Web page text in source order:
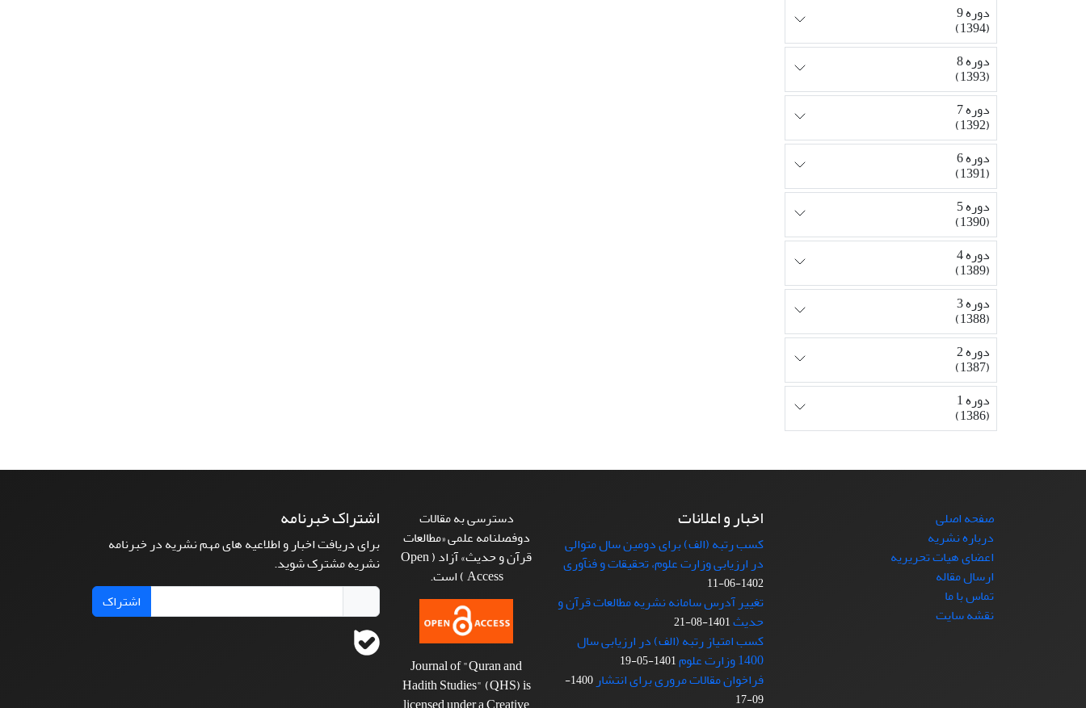
دوره 9
(1394)
دوره 8
(1393)
دوره 7
(1392)
دوره 6
(1391)
دوره 5
(1390)
دوره 4
(1389)
دوره 3
(1388)
دوره 2
(1387)
دوره 1
(1386)
صفحه اصلی
درباره نشریه
اعضای هیات تحریریه
ارسال مقاله
تماس با ما
نقشه سایت
اخبار و اعلانات
کسب رتبه (الف) برای دومین سال متوالی
در ارزیابی وزارت علوم، تحقیقات و فنآوری
1402-06-11
تغییر آدرس سامانه نشریه مطالعات قرآن و
حدیث1401-08-21
کسب امتیاز رتبه (الف) در ارزیابی سال
1400 وزارت علوم
1401-05-19
فراخوان مقالات مروری برای انتشار
1400-
09-17
دسترسی به مقالات
دوفصلنامه علمی «مطالعات
قرآن و حدیث» آزاد ( Open
Access ) است.
Journal of "Quran and
Hadith Studies" (QHS) is
اشتراک خبرنامه
برای دریافت اخبار و اطلاعیه های مهم نشریه در خبرنامه
نشریه مشترک شوید.
اشتراک